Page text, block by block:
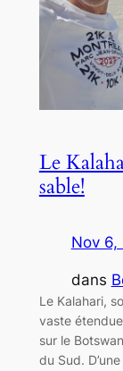
Le
sable!
Nov 6,
dans
Le Kalahari,
vaste
sur le
du Sud.